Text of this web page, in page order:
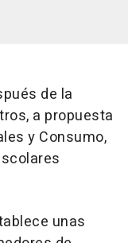
de la
a propuesta
y Consumo,
unas